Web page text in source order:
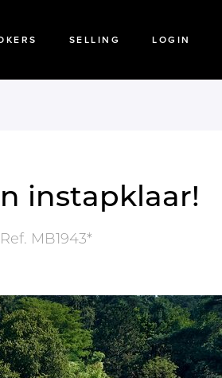
SELLING LOGIN
instapklaar!
Ref. MB1943*